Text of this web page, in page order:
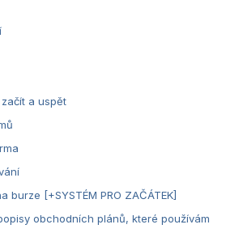
a uspět
burze [+SYSTÉM PRO ZAČÁTEK]
obchodních plánů, které používám